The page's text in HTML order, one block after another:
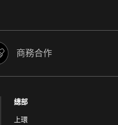
商務合作
總部
上環